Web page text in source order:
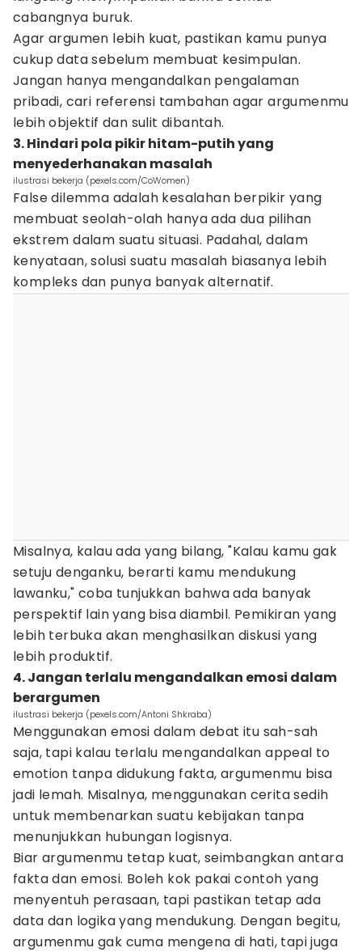
cabangnya buruk.
Agar argumen lebih kuat, pastikan kamu punya
cukup data sebelum membuat kesimpulan.
Jangan hanya mengandalkan pengalaman
pribadi, cari referensi tambahan agar argumenmu
lebih objektif dan sulit dibantah.
3. Hindari pola pikir hitam-putih yang
menyederhanakan masalah
ilustrasi bekerja (pexels.com/CoWomen)
False dilemma adalah kesalahan berpikir yang
membuat seolah-olah hanya ada dua pilihan
ekstrem dalam suatu situasi. Padahal, dalam
kenyataan, solusi suatu masalah biasanya lebih
kompleks dan punya banyak alternatif.
Misalnya, kalau ada yang bilang, "Kalau kamu gak
setuju denganku, berarti kamu mendukung
lawanku," coba tunjukkan bahwa ada banyak
perspektif lain yang bisa diambil. Pemikiran yang
lebih terbuka akan menghasilkan diskusi yang
lebih produktif.
4. Jangan terlalu mengandalkan emosi dalam
berargumen
ilustrasi bekerja (pexels.com/Antoni Shkraba)
Menggunakan emosi dalam debat itu sah-sah
saja, tapi kalau terlalu mengandalkan appeal to
emotion tanpa didukung fakta, argumenmu bisa
jadi lemah. Misalnya, menggunakan cerita sedih
untuk membenarkan suatu kebijakan tanpa
menunjukkan hubungan logisnya.
Biar argumenmu tetap kuat, seimbangkan antara
fakta dan emosi. Boleh kok pakai contoh yang
menyentuh perasaan, tapi pastikan tetap ada
data dan logika yang mendukung. Dengan begitu,
argumenmu gak cuma mengena di hati, tapi juga